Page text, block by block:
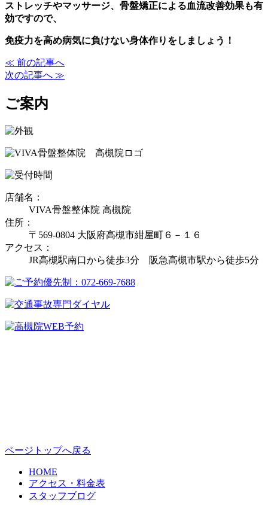
ストレッチやマッサージ、骨盤矯正による血流改善効果も有
効ですので、
免疫力を高め病気に負けない身体作りをしましょう！
≪ 前の記事へ
次の記事へ ≫
ご案内
店舗名：
VIVA骨盤整体院 高槻院
住所：
〒569-0804 大阪府高槻市紺屋町６－１６
アクセス：
JR高槻駅南口から徒歩3分 阪急高槻市駅から徒歩5分
ページトップへ戻る
HOME
アクセス・料金表
スタッフブログ